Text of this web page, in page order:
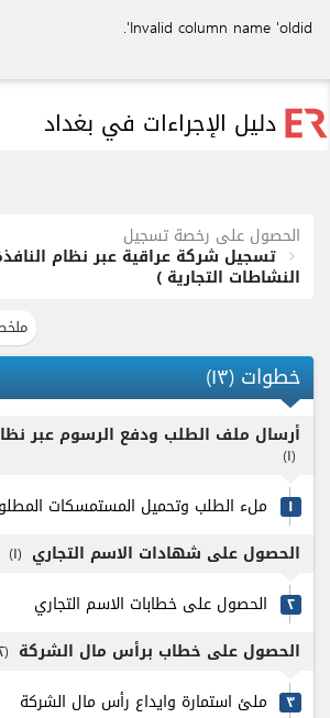
Invalid column name 'oldid'.
دليل الإجراءات في بغداد
الحصول على رخصة تسجيل
تسجيل شركة عراقية عبر نظام
النشاطات التجارية )
خطوات (۱٣)
أرسال ملف الطلب ودفع الرسوم عبر
(۱)
۱ ملء الطلب وتحميل المستمسكات
الحصول على شهادات الاسم التجاري (۱)
٢ الحصول على خطابات الاسم التجاري
الحصول على خطاب برأس مال الشركة (
٣ ملئ استمارة وايداع رأس مال الشركة